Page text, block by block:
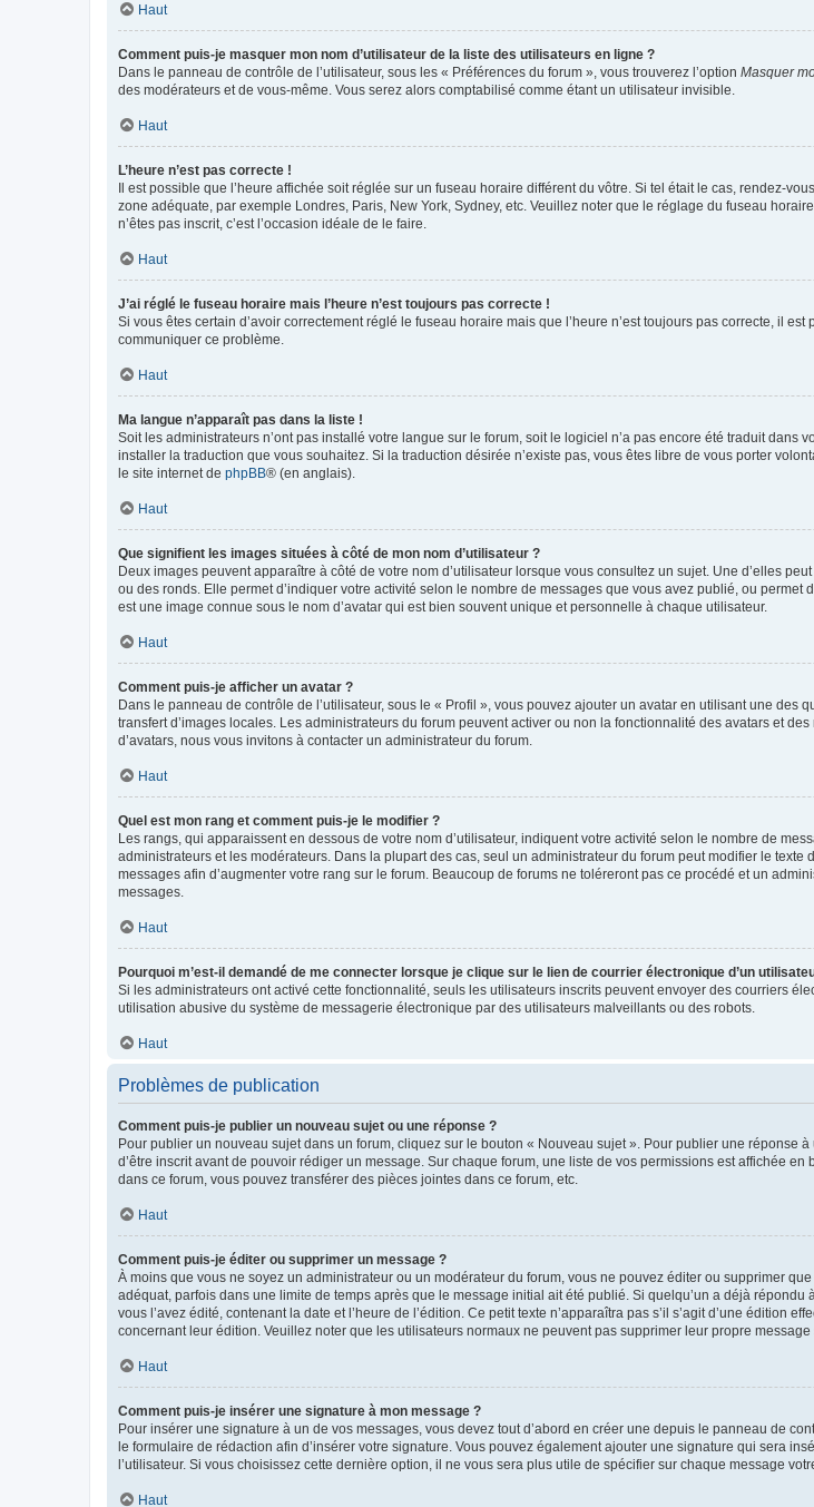
Haut
Comment puis-je masquer mon nom d’utilisateur de la liste des utilisateurs en ligne ?
Dans le panneau de contrôle de l’utilisateur, sous les « Préférences du forum », vous trouverez l’option Masquer
des modérateurs et de vous-même. Vous serez alors comptabilisé comme étant un utilisateur invisible.
Haut
L’heure n’est pas correcte !
Il est possible que l’heure affichée soit réglée sur un fuseau horaire différent du vôtre. Si tel était le cas, rendez-
zone adéquate, par exemple Londres, Paris, New York, Sydney, etc. Veuillez noter que le réglage du fuseau
n’êtes pas inscrit, c’est l’occasion idéale de le faire.
Haut
J’ai réglé le fuseau horaire mais l’heure n’est toujours pas correcte !
Si vous êtes certain d’avoir correctement réglé le fuseau horaire mais que l’heure n’est toujours pas correcte, il
communiquer ce problème.
Haut
Ma langue n’apparaît pas dans la liste !
Soit les administrateurs n’ont pas installé votre langue sur le forum, soit le logiciel n’a pas encore été traduit dans
installer la traduction que vous souhaitez. Si la traduction désirée n’existe pas, vous êtes libre de vous porter
le site internet de phpBB® (en anglais).
Haut
Que signifient les images situées à côté de mon nom d’utilisateur ?
Deux images peuvent apparaître à côté de votre nom d’utilisateur lorsque vous consultez un sujet. Une d’elles
ou des ronds. Elle permet d’indiquer votre activité selon le nombre de messages que vous avez publié, ou
est une image connue sous le nom d’avatar qui est bien souvent unique et personnelle à chaque utilisateur.
Haut
Comment puis-je afficher un avatar ?
Dans le panneau de contrôle de l’utilisateur, sous le « Profil », vous pouvez ajouter un avatar en utilisant une des
transfert d’images locales. Les administrateurs du forum peuvent activer ou non la fonctionnalité des avatars et
d’avatars, nous vous invitons à contacter un administrateur du forum.
Haut
Quel est mon rang et comment puis-je le modifier ?
Les rangs, qui apparaissent en dessous de votre nom d’utilisateur, indiquent votre activité selon le nombre de
administrateurs et les modérateurs. Dans la plupart des cas, seul un administrateur du forum peut modifier le
messages afin d’augmenter votre rang sur le forum. Beaucoup de forums ne toléreront pas ce procédé et un
messages.
Haut
Pourquoi m’est-il demandé de me connecter lorsque je clique sur le lien de courrier électronique d’un
Si les administrateurs ont activé cette fonctionnalité, seuls les utilisateurs inscrits peuvent envoyer des courriers
utilisation abusive du système de messagerie électronique par des utilisateurs malveillants ou des robots.
Haut
Problèmes de publication
Comment puis-je publier un nouveau sujet ou une réponse ?
Pour publier un nouveau sujet dans un forum, cliquez sur le bouton « Nouveau sujet ». Pour publier une réponse
d’être inscrit avant de pouvoir rédiger un message. Sur chaque forum, une liste de vos permissions est affichée
dans ce forum, vous pouvez transférer des pièces jointes dans ce forum, etc.
Haut
Comment puis-je éditer ou supprimer un message ?
À moins que vous ne soyez un administrateur ou un modérateur du forum, vous ne pouvez éditer ou supprimer
adéquat, parfois dans une limite de temps après que le message initial ait été publié. Si quelqu’un a déjà
vous l’avez édité, contenant la date et l’heure de l’édition. Ce petit texte n’apparaîtra pas s’il s’agit d’une
concernant leur édition. Veuillez noter que les utilisateurs normaux ne peuvent pas supprimer leur propre message
Haut
Comment puis-je insérer une signature à mon message ?
Pour insérer une signature à un de vos messages, vous devez tout d’abord en créer une depuis le panneau de
le formulaire de rédaction afin d’insérer votre signature. Vous pouvez également ajouter une signature qui sera
l’utilisateur. Si vous choisissez cette dernière option, il ne vous sera plus utile de spécifier sur chaque message
Haut